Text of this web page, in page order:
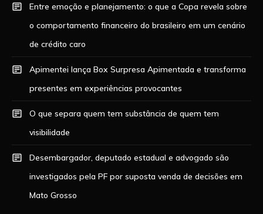
Entre emoção e planejamento: o que a Copa revela sobre
o comportamento financeiro do brasileiro em um cenário
de crédito caro
Apimentei lança Box Surpresa Apimentada e transforma
presentes em experiências provocantes
O que separa quem tem substância de quem tem
visibilidade
Desembargador, deputado estadual e advogado são
investigados pela PF por suposta venda de decisões em
Mato Grosso